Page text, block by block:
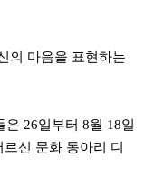
의 마음을 표현하는
26일부터 8월 18일
신 문화 동아리 디